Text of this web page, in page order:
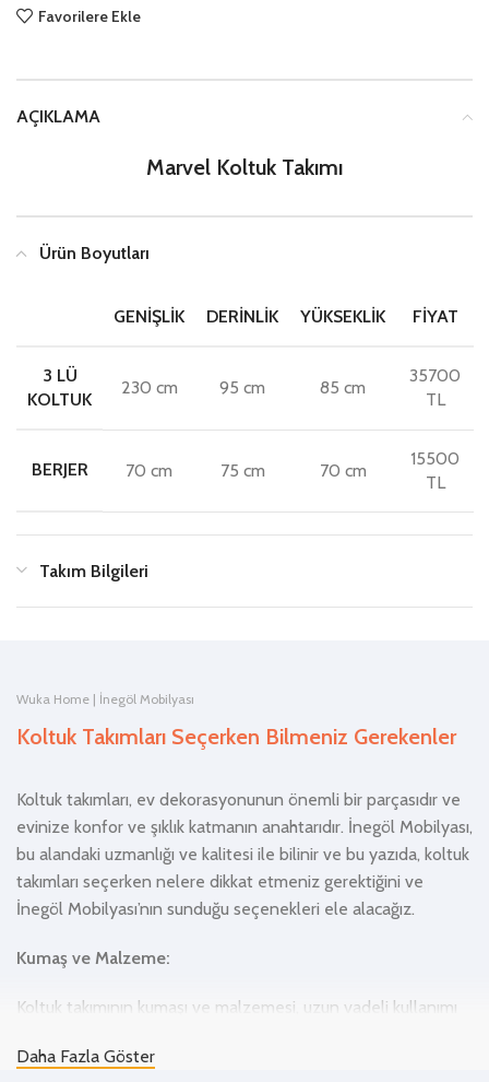
Favorilere Ekle
AÇIKLAMA
Marvel Koltuk Takımı
Ürün Boyutları
GENIŞLIK DERINLIK YÜKSEKLIK FIYAT
3 LÜ
KOLTUK
230 cm 95 cm 85 cm
35700
TL
BERJER 70 cm 75 cm 70 cm
15500
TL
Takım Bilgileri
Wuka Home | İnegöl Mobilyası
Koltuk Takımları Seçerken Bilmeniz Gerekenler
Koltuk takımları, ev dekorasyonunun önemli bir parçasıdır ve
evinize konfor ve şıklık katmanın anahtarıdır. İnegöl Mobilyası,
bu alandaki uzmanlığı ve kalitesi ile bilinir ve bu yazıda, koltuk
takımları seçerken nelere dikkat etmeniz gerektiğini ve
İnegöl Mobilyası’nın sunduğu seçenekleri ele alacağız.
Kumaş ve Malzeme:
Koltuk takımının kumaşı ve malzemesi, uzun vadeli kullanımı
malzemeler kullanarak ürünlerini üretir. Bu, koltuk takımlarının
Daha Fazla Göster